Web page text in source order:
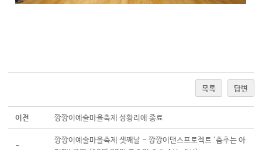
목록 답변
이전 깡깡이예술마을축제 성황리에 종료
-
깡깡이예술마을축제 셋째날 - 깡깡이댄스프로젝트 '춤추는 아